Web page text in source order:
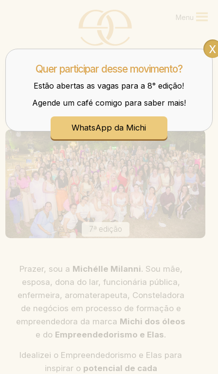
Mulheres que transbordam nos negócios e na vida.
Menu
6ª edição
Prazer, sou a Michélle Milanni. Sou mãe,
esposa, dona do lar, funcionária pública,
enfermeira, aromaterapeuta, Consteladora
de negócios em processo de formação e
empreendedora da marca Michi dos óleos
e do Empreendedorismo e Elas.
Idealizei o Empreendedorismo e Elas para
inspirar o potencial de cada
Quer participar desse movimento?
Estão abertas as vagas para a 8° edição!
Agende um café comigo para saber mais!
WhatsApp da Michi
x